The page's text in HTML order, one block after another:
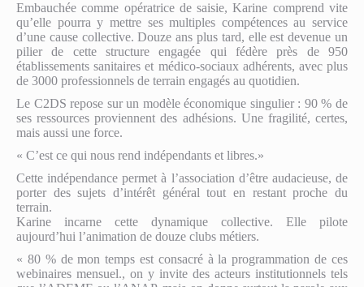
Embauchée comme opératrice de saisie, Karine comprend vite
qu’elle pourra y mettre ses multiples compétences au service
d’une cause collective. Douze ans plus tard, elle est devenue un
pilier de cette structure engagée qui fédère près de 950
établissements sanitaires et médico-sociaux adhérents, avec plus
de 3000 professionnels de terrain engagés au quotidien.
Le C2DS repose sur un modèle économique singulier : 90 % de
ses ressources proviennent des adhésions. Une fragilité, certes,
mais aussi une force.
« C’est ce qui nous rend indépendants et libres.»
Cette indépendance permet à l’association d’être audacieuse, de
porter des sujets d’intérêt général tout en restant proche du
terrain.
Karine incarne cette dynamique collective. Elle pilote
aujourd’hui l’animation de douze clubs métiers.
« 80 % de mon temps est consacré à la programmation de ces
webinaires mensuel., on y invite des acteurs institutionnels tels